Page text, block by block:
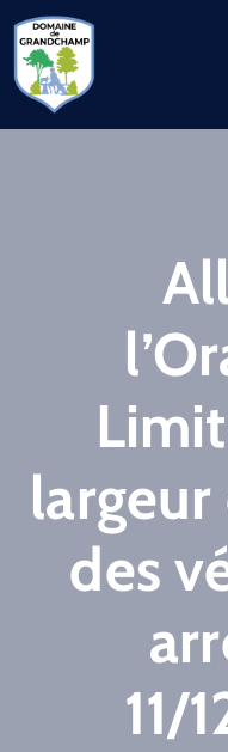
ACCUEIL
ACCÈS
PROPRIÉTAIRESdes
11/